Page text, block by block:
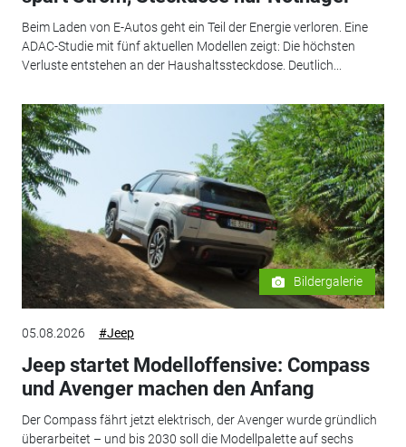
Beim Laden von E-Autos geht ein Teil der Energie verloren. Eine
ADAC-Studie mit fünf aktuellen Modellen zeigt: Die höchsten
Verluste entstehen an der Haushaltssteckdose. Deutlich...
Bildergalerie
05.08.2026 #Jeep
Jeep startet Modelloffensive: Compass
und Avenger machen den Anfang
Der Compass fährt jetzt elektrisch, der Avenger wurde gründlich
überarbeitet – und bis 2030 soll die Modellpalette auf sechs